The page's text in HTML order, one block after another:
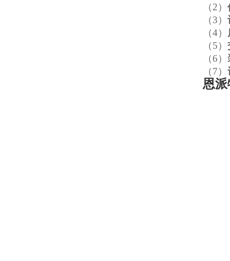
（2）
（3）
（4）
（5）
（6）
（7）
恩